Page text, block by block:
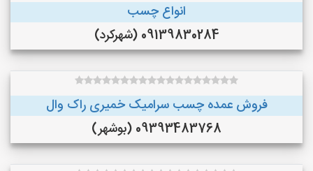
انواع چسب
09139830284 (شهرکرد)
فروش عمده چسب سرامیک خمیری راک وال
09393483768 (بوشهر)